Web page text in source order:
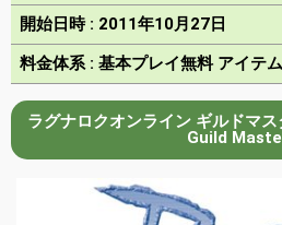
開始日時 : 2011年10月27日
料金体系 : 基本プレイ無料 アイテ
ラグナロクオンライン ギルドマ
Guild